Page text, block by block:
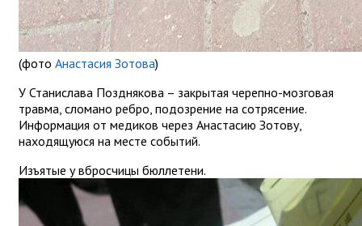
(фото Анастасия Зотова)
У Станислава Позднякова – закрытая черепно-мозговая
травма, сломано ребро, подозрение на сотрясение.
Информация от медиков через Анастасию Зотову,
находящуюся на месте событий.
Изъятые у вбросчицы бюллетени.